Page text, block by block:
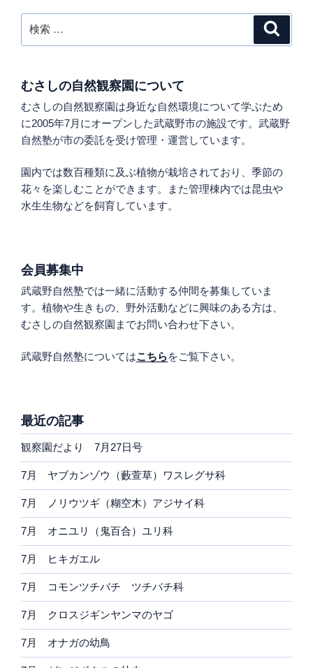
ー
シ
索:
むさしの自然観察園について
むさしの自然観察園は身近な自然環境について学ぶため
に2005年7月にオープンした武蔵野市の施設です。武蔵野
自然塾が市の委託を受け管理・運営しています。
園内では数百種類に及ぶ植物が栽培されており、季節の
花々を楽しむことができます。また管理棟内では昆虫や
水生生物などを飼育しています。
会員募集中
武蔵野自然塾では一緒に活動する仲間を募集していま
す。植物や生きもの、野外活動などに興味のある方は、
むさしの自然観察園までお問い合わせ下さい。
武蔵野自然塾についてはこちらをご覧下さい。
最近の記事
観察園だより 7月27日号
7月 ヤブカンゾウ（藪萱草）ワスレグサ科
7月 ノリウツギ（糊空木）アジサイ科
7月 オニユリ（鬼百合）ユリ科
7月 ヒキガエル
7月 コモンツチバチ ツチバチ科
7月 クロスジギンヤンマのヤゴ
7月 オナガの幼鳥